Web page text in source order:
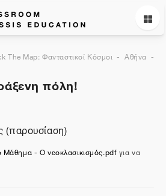
The Map: Φανταστικοί Κόσμοι Αθήνα
πόλη!
(παρουσίαση)
Μάθημα - Ο νεοκλασικισμός.pdfγια να